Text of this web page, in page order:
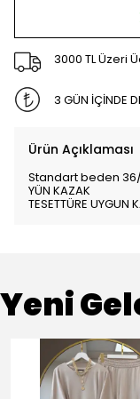
3000 TL Üzeri
3 GÜN İÇİNDE
Ürün Açıklaması
Standart beden
YÜN KAZAK
TESETTÜRE UYGUN
Yeni